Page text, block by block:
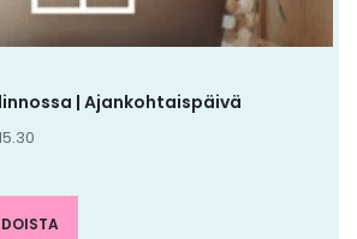
| Ajankohtaispäivä
tuotteen
sivulla.